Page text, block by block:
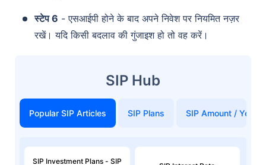
स्टेप 6 - एसआईपी होने के बाद अपने निवेश पर नियमित नज़र
रखें। यदि किसी बदलाव की गुंजाइश हो तो वह करें।
SIP Hub
Popular SIP Articles SIP Plans SIP Amount / Years
SIP Investment Plans - SIP